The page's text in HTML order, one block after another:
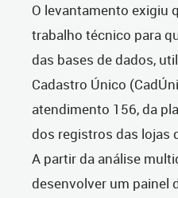
O levantamento exigiu
trabalho técnico para
das bases de dados,
Cadastro Único
atendimento 156, da
dos registros das lojas
A partir da análise
desenvolver um painel